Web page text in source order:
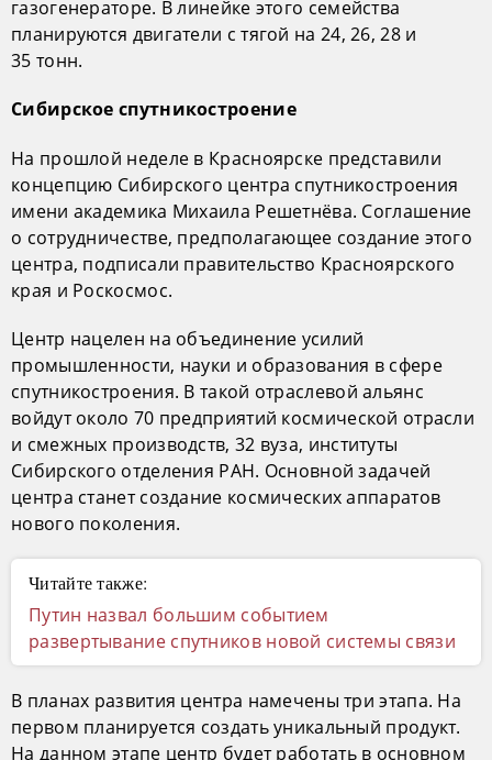
газогенераторе. В линейке этого семейства
планируются двигатели с тягой на 24, 26, 28 и
35 тонн.
Сибирское спутникостроение
На прошлой неделе в Красноярске представили
концепцию Сибирского центра спутникостроения
имени академика Михаила Решетнёва. Соглашение
о сотрудничестве, предполагающее создание этого
центра, подписали правительство Красноярского
края и Роскосмос.
Центр нацелен на объединение усилий
промышленности, науки и образования в сфере
спутникостроения. В такой отраслевой альянс
войдут около 70 предприятий космической отрасли
и смежных производств, 32 вуза, институты
Сибирского отделения РАН. Основной задачей
центра станет создание космических аппаратов
нового поколения.
Читайте также:
Путин назвал большим событием
развертывание спутников новой системы связи
В планах развития центра намечены три этапа. На
первом планируется создать уникальный продукт.
На данном этапе центр будет работать в основном